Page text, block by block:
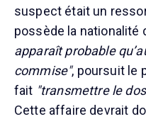
suspect était un
possède la nationalité
apparaît probable
commise", poursuit le
fait "transmettre le
Cette affaire devrait